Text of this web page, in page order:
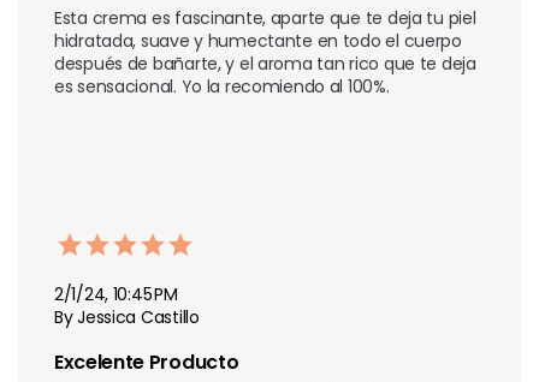
Esta crema es fascinante, aparte que te deja tu piel
hidratada, suave y humectante en todo el cuerpo
después de bañarte, y el aroma tan rico que te deja
es sensacional. Yo la recomiendo al 100%.
2/1/24, 10:45 PM
By Jessica Castillo
Excelente Producto